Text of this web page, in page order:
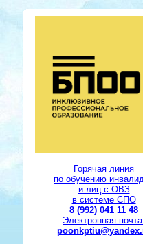
Горячая линия
по обучению
и лиц с ОВЗ
в системе СПО
8 (992) 041 11 48
Электронная